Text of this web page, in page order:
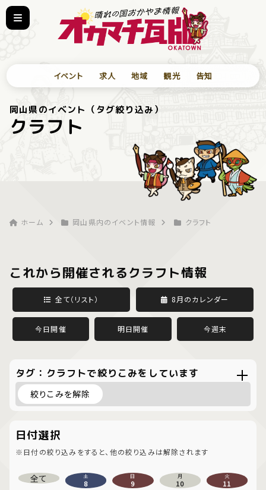
イベント 求人 地域 観光 告知
岡山県のイベント（タグ絞り込み）
クラフト
ホーム 岡山県内のイベント情報 クラフト
これから開催されるクラフト情報
全て（リスト） 8月のカレンダー
今日開催 明日開催 今週末
タグ：クラフトで絞りこみをしています
絞りこみを解除
日付選択
※日付の絞り込みをすると、他の絞り込みは解除されます
全て 土
8
日
9
月
10
火
11